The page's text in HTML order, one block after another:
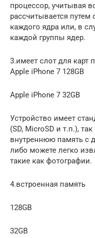
процессор, учитывая
рассчитывается
каждого ядра или, в
каждой группы ядер.
3.имеет слот для карт
Apple iPhone 7 128GB
Apple iPhone 7 32GB
Устройство имеет
(SD, MicroSD и т.п.),
внутреннюю память с
либо можете легко
такие как фотографии.
4.встроенная память
128GB
32GB